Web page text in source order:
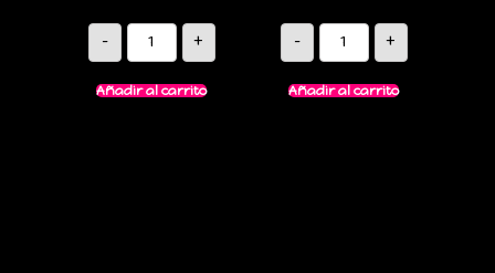
- +
Añadir al carrito
- +
Añadir al carrito